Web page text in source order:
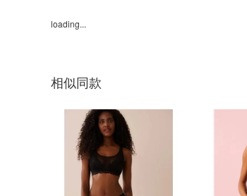
loading...
相似同款